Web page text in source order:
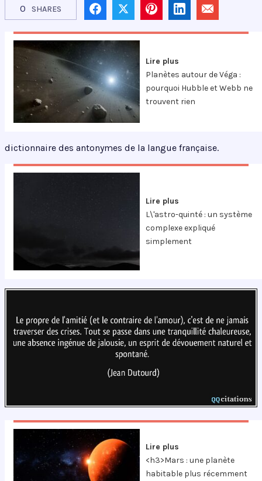
0 SHARES
Lire plus
Planètes autour de Véga :
pourquoi Hubble et Webb ne
trouvent rien
dictionnaire des antonymes de la langue française.
Lire plus
L\'astro-quinté : un système
complexe expliqué
simplement
Lire plus
<h3>Mars : une planète
habitable plus récemment